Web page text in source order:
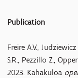
Publication
Freire A.V.,
S.R., Pezzillo Z.,
2023. Kahakuloa